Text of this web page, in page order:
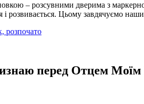
– розсувними дверима з
і розвивається. Цьому завдячуємо
розпочато
перед Отцем